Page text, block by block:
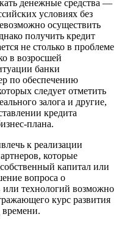
денежные средства —
условиях без
осуществить
получить кредит
не столько в проблеме
в возросшей
банки
по обеспечению
следует отметить
залога и другие,
кредита
плана.
к реализации
которые
капитал или
вопроса о
или технологий возможно
курс развития